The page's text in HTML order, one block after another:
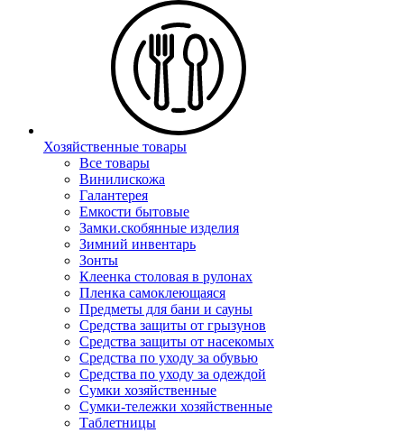
Хозяйственные товары
Все товары
Винилискожа
Галантерея
Емкости бытовые
Замки.скобянные изделия
Зимний инвентарь
Зонты
Клеенка столовая в рулонах
Пленка самоклеющаяся
Предметы для бани и сауны
Средства защиты от грызунов
Средства защиты от насекомых
Средства по уходу за обувью
Средства по уходу за одеждой
Сумки хозяйственные
Сумки-тележки хозяйственные
Таблетницы